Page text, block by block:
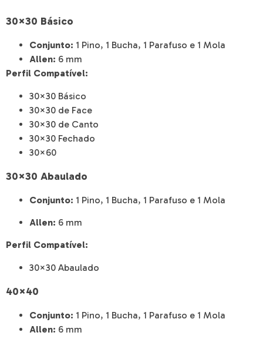
30×30 Básico
Conjunto: 1 Pino, 1 Bucha, 1 Parafuso e 1 Mola
Allen: 6 mm
Perfil Compatível:
30×30 Básico
30×30 de Face
30×30 de Canto
30×30 Fechado
30×60
30×30 Abaulado
Conjunto: 1 Pino, 1 Bucha, 1 Parafuso e 1 Mola
Allen: 6 mm
Perfil Compatível:
30×30 Abaulado
40×40
Conjunto: 1 Pino, 1 Bucha, 1 Parafuso e 1 Mola
Allen: 6 mm